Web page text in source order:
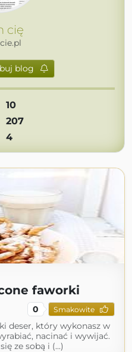
cię
blog
10
207
4
faworki
0 Smakowite
deser, który wykonasz w
nacinać i wywijać.
ze sobą i (...)